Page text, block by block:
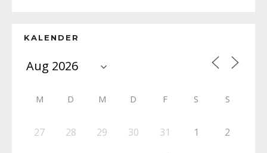
KALENDER
M D M D F S S
27 28 29 30 31 1 2